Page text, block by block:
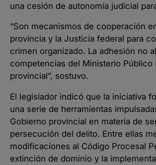
una cesión de autonomía judicial
“Son mecanismos de cooperación
provincia y la Justicia federal para
crimen organizado. La adhesión no
competencias del Ministerio Público
provincial”, sostuvo.
El legislador indicó que la iniciativa
una serie de herramientas
Gobierno provincial en materia de
persecución del delito. Entre ellas
modificaciones al Código Procesal
extinción de dominio y la